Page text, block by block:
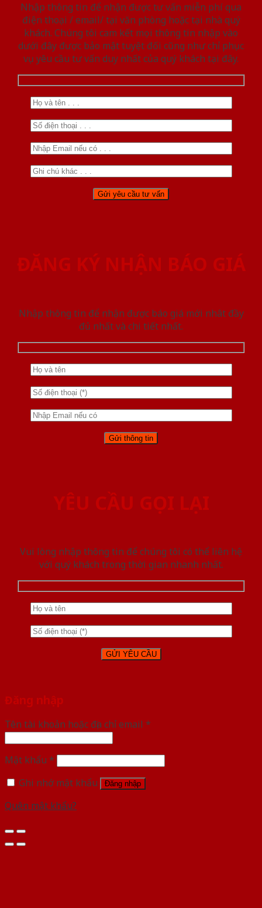
Nhập thông tin để nhận được tư vấn miễn phí qua
điện thoại / email/ tại văn phòng hoặc tại nhà quý
khách. Chúng tôi cam kết mọi thông tin nhập vào
dưới đây được bảo mật tuyệt đối cũng như chỉ phục
vụ yêu cầu tư vấn duy nhất của quý khách tại đây.
ĐĂNG KÝ NHẬN BÁO GIÁ
Nhập thông tin để nhận được báo giá mới nhât đầy
đủ nhất và chi tiết nhất.
YÊU CẦU GỌI LẠI
Vui lòng nhập thông tin để chúng tôi có thể liên hệ
với quý khách trong thời gian nhanh nhất.
Đăng nhập
Tên tài khoản hoặc địa chỉ email *
Mật khẩu *
Ghi nhớ mật khẩu
Đăng nhập
Quên mật khẩu?